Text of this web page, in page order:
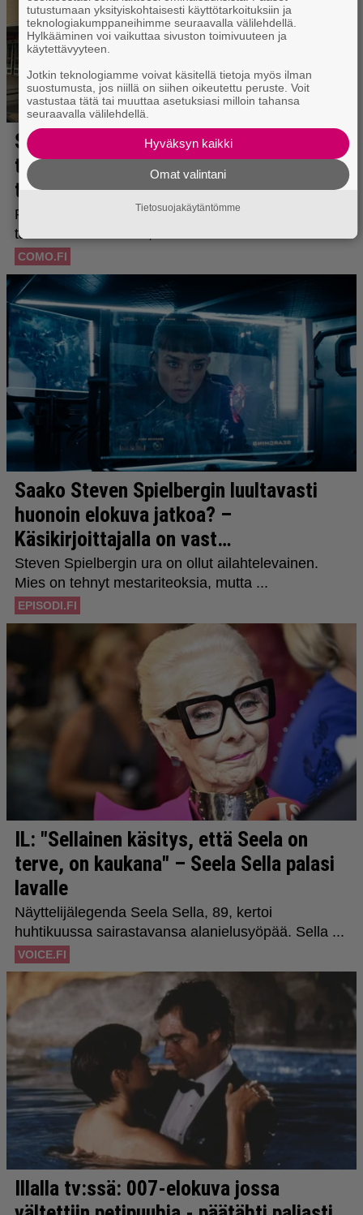
tutustumaan yksityiskohtaisesti käyttötarkoituksiin ja
teknologiakumppaneihimme seuraavalla välilehdellä.
Hylkääminen voi vaikuttaa sivuston toimivuuteen ja
käytettävyyteen.
Jotkin teknologiamme voivat käsitellä tietoja myös ilman
suostumusta, jos niillä on siihen oikeutettu peruste. Voit
vastustaa tätä tai muuttaa asetuksiasi milloin tahansa
seuraavalla välilehdellä.
Hyväksyn kaikki
Omat valintani
Tietosuojakäytäntömme